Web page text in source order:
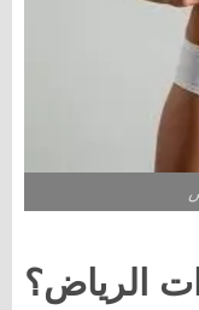
الرياض؟